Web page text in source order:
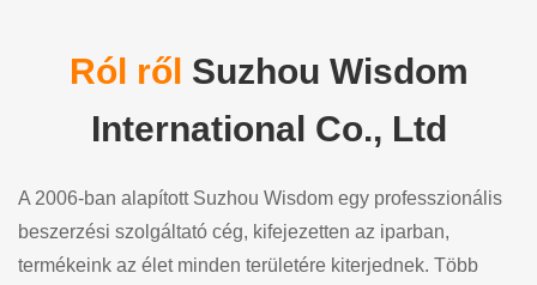
Ról ről Suzhou Wisdom
International Co., Ltd
A 2006-ban alapított Suzhou Wisdom egy professzionális
beszerzési szolgáltató cég, kifejezetten az iparban,
termékeink az élet minden területére kiterjednek. Több